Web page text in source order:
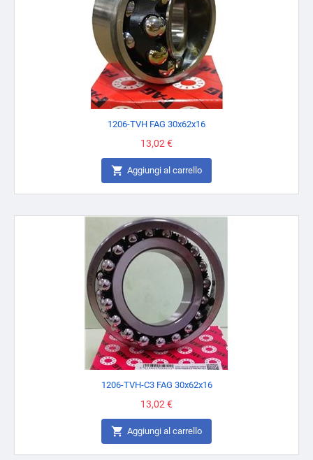
1206-TVH FAG 30x62x16
Prezzo
13,02 €
 Aggiungi al carrello
1206-TVH-C3 FAG 30x62x16
Prezzo
13,02 €
 Aggiungi al carrello